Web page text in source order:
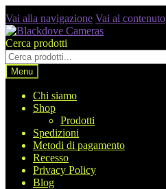
Vai alla navigazione Vai al contenuto
Cerca prodotti
Menu
Chi siamo
Shop
Prodotti
Spedizioni
Metodi di pagamento
Recesso
Privacy Policy
Blog